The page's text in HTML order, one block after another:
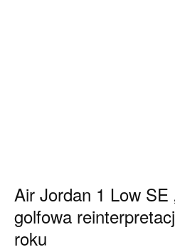
Air Jordan 1 Low SE
golfowa
roku